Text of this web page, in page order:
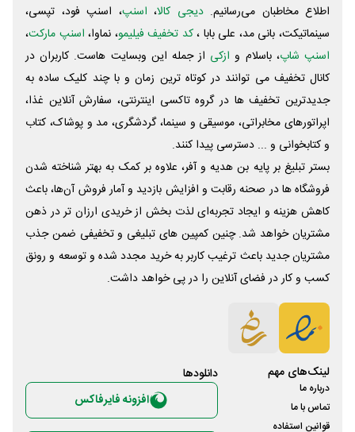
اطلاع مخاطبان می‌رسانیم. دیجی کالا، اسنپ، اسنپ فود، تپسی،
سینماتیکت، بانی مد، علی‌ بابا ،کد تخفیف فیلیمو، نماوا، اسنپ مارکت،
اسنپ شاپ، باسلام و ازکی از جمله این وبسایت ‌هاست. کاربران در
کانال تخفیف می توانند در کوتاه ترین زمان و با چند کلیک ساده به
جدیدترین تخفیف ها در گروه تاکسی اینترنتی، سفارش آنلاین غذا،
اپراتورهای مخابراتی، موسیقی و سینما، گردشگری، مد و پوشاک، کتاب
و کتابخوانی و ... دسترسی پیدا کنند.
بستر تبلیغ بر پایه بن هدیه و آفر، علاوه بر کمک به بهتر شناخته شدن
فروشگاه ها در صحنه رقابت و افزایش بازدید و آمار فروش آن‌ها، باعث
کاهش هزینه و ایجاد تجربه‌ای لذت بخش از خریدی ارزان تر در ذهن
مشتریان خواهد شد. چنین کمپین های تبلیغی و تخفیفی ضمن جذب
مشتریان جدید باعث ترغیب کاربر به خرید مجدد شده و توسعه و رونق
کسب و کار در فضای آنلاین را در پی خواهد داشت.
لینک‌های مهم
درباره ما
تماس با ما
قوانین استفاده
دانلود‌ها
افزونه فایرفاکس